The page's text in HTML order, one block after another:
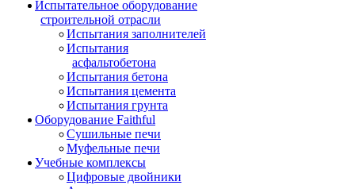
Испытательное оборудование
строительной отрасли
Испытания заполнителей
Испытания
асфальтобетона
Испытания бетона
Испытания цемента
Испытания грунта
Оборудование Faithful
Сушильные печи
Муфельные печи
Учебные комплексы
Цифровые двойники